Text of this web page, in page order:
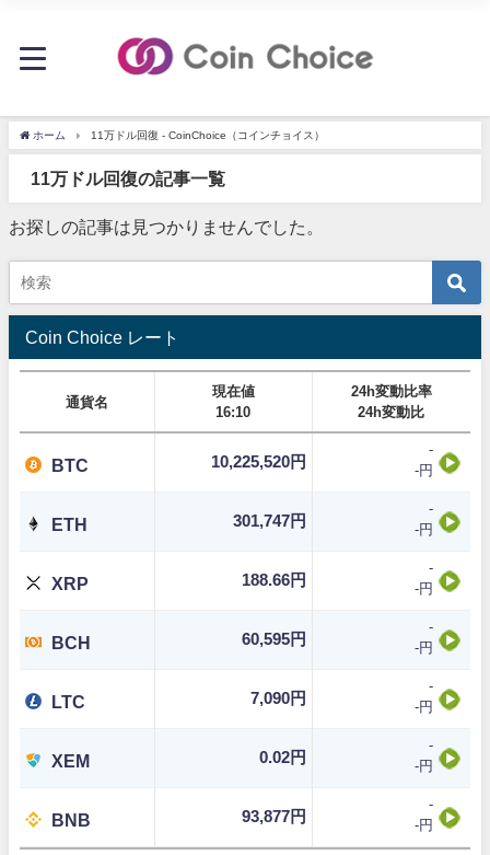
ホーム 11万ドル回復 - CoinChoice（コインチョイス）
11万ドル回復の記事一覧
お探しの記事は見つかりませんでした。
Coin Choice レート
通貨名
現在値
16:10
24h変動比率
24h変動比
BTC 10,225,520円
-
-円
ETH 301,747円
-
-円
XRP 188.66円
-
-円
BCH 60,595円
-
-円
LTC 7,090円
-
-円
XEM 0.02円
-
-円
BNB 93,877円
-
-円